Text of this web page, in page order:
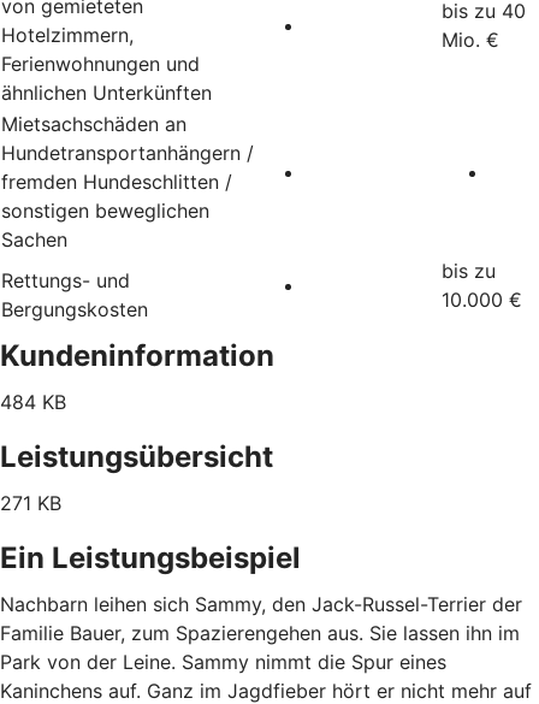
von gemieteten
Hotelzimmern,
Ferienwohnungen und
ähnlichen Unterkünften
bis zu 40
Mio. €
Mietsachschäden an
Hundetransportanhängern /
fremden Hundeschlitten /
sonstigen beweglichen
Sachen
Rettungs- und
Bergungskosten
bis zu
10.000 €
Kundeninformation
484 KB
Leistungsübersicht
271 KB
Ein Leistungsbeispiel
Nachbarn leihen sich Sammy, den Jack-Russel-Terrier der
Familie Bauer, zum Spazierengehen aus. Sie lassen ihn im
Park von der Leine. Sammy nimmt die Spur eines
Kaninchens auf. Ganz im Jagdfieber hört er nicht mehr auf